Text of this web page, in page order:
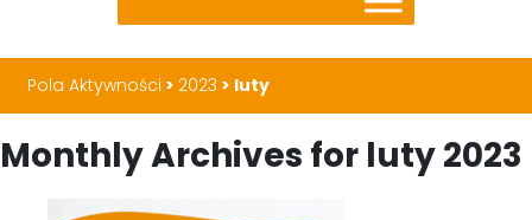
Pola Aktywności > 2023 > luty
Monthly Archives for luty 2023